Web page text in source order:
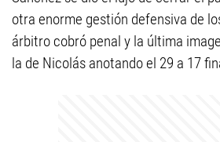
otra enorme gestión defensiva de
árbitro cobró penal y la última
la de Nicolás anotando el 29 a 17